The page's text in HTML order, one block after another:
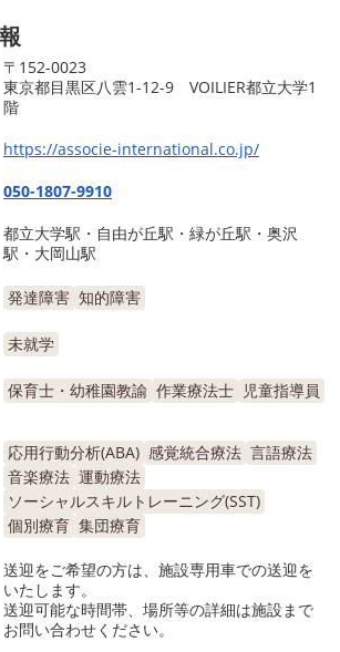
〒152-0023
東京都目黒区八雲1-12-9 VOILIER都立大学1
階
https://associe-international.co.jp/
050-1807-9910
都立大学駅・自由が丘駅・緑が丘駅・奥沢
駅・大岡山駅
発達障害 知的障害
未就学
保育士・幼稚園教諭 作業療法士 児童指導員
応用行動分析(ABA) 感覚統合療法 言語療法
音楽療法 運動療法
ソーシャルスキルトレーニング(SST)
個別療育 集団療育
送迎をご希望の方は、施設専用車での送迎を
いたします。
送迎可能な時間帯、場所等の詳細は施設まで
お問い合わせください。